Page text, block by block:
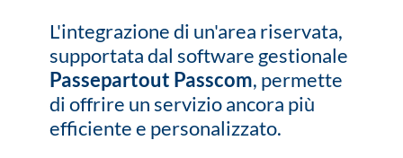
L'integrazione di un'area riservata,
supportata dal software gestionale
Passepartout Passcom, permette
di offrire un servizio ancora più
efficiente e personalizzato.